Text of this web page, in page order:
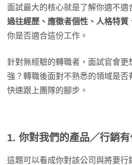
面試最大的核心就是了解你適不適
過往經歷、應徵者個性、人格特質
你是否適合這份工作。
針對無經驗的轉職者，面試官會更
強？轉職後面對不熟悉的領域是否
快速跟上團隊的腳步。
1. 你對我們的產品／行銷有
這題可以看成你對該公司與將要行